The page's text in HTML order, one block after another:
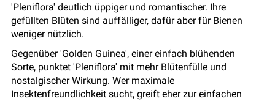
'Pleniflora' deutlich üppiger und romantischer. Ihre
gefüllten Blüten sind auffälliger, dafür aber für Bienen
weniger nützlich.
Gegenüber 'Golden Guinea', einer einfach blühenden
Sorte, punktet 'Pleniflora' mit mehr Blütenfülle und
nostalgischer Wirkung. Wer maximale
Insektenfreundlichkeit sucht, greift eher zur einfachen